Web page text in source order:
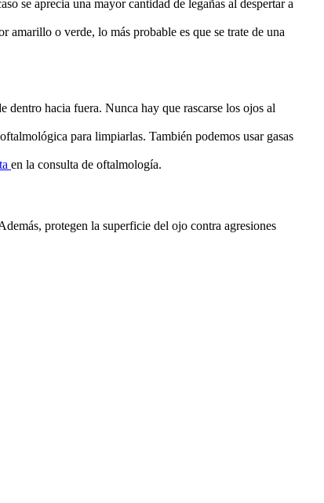
se aprecia una mayor cantidad de legañas al despertar a
amarillo o verde, lo más probable es que se trate de una
dentro hacia fuera. Nunca hay que rascarse los ojos al
para limpiarlas. También podemos usar gasas
en la consulta de oftalmología.
protegen la superficie del ojo contra agresiones